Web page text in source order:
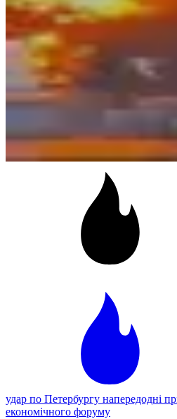
удар по Петербургу напередодні
економічного форуму